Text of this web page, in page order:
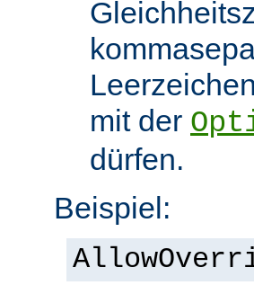
mit der
dürfen.
Beispiel: